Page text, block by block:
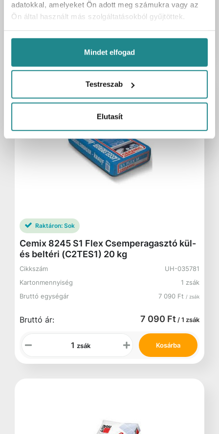
adatokkal, amelyeket Ön adott meg számukra vagy az
Ön által használt más szolgáltatásokból gyűjtöttek.
Mindet elfogad
Testreszab
Elutasít
Bruttó ár: 6 860 Ft/ 1 zsák
zsák Kosárba
Raktáron: Sok
Cemix 8245 S1 Flex Csemperagasztó kül-
és beltéri (C2TES1) 20 kg
Cikkszám
UH-035781
Kartonmennyiség
1 zsák
Bruttó egységár
7 090 Ft / zsák
Bruttó ár: 7 090 Ft / 1 zsák
zsák Kosárba